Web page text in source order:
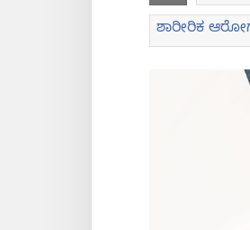
ಶಾರೀರಿಕ